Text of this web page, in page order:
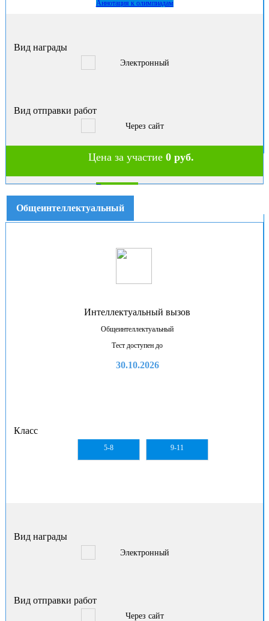
Аннотация к олимпиадам
Вид награды
Электронный
Вид отправки работ
Через сайт
Цена за участие0 руб.
В корзину
Общеинтеллектуальный
Интеллектуальный вызов
Общеинтеллектуальный
Тест доступен до
30.10.2026
Класс
5-8 9-11
Вид награды
Электронный
Вид отправки работ
Через сайт